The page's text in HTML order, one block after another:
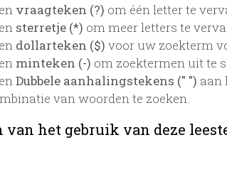
vraagteken (?) om één letter te
sterretje (*) om meer letters te
dollarteken ($) voor uw zoekterm
minteken (-) om zoektermen uit te
Dubbele aanhalingstekens (" ") aan
van woorden te zoeken.
van het gebruik van deze